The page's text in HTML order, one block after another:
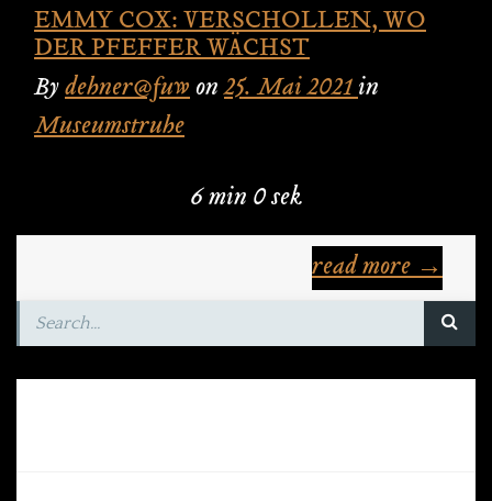
EMMY COX: VERSCHOLLEN, WO
DER PFEFFER WÄCHST
Bydehner@fuwon25. Mai 2021in
Museumstruhe
6 min 0 sek
read more →